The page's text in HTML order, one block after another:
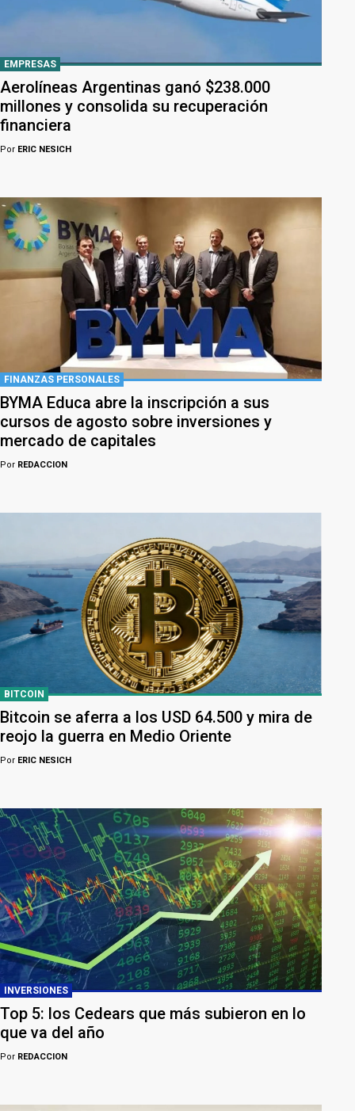
EMPRESAS
Aerolíneas Argentinas ganó $238.000
millones y consolida su recuperación
financiera
Por ERIC NESICH
FINANZAS PERSONALES
BYMA Educa abre la inscripción a sus
cursos de agosto sobre inversiones y
mercado de capitales
Por REDACCION
BITCOIN
Bitcoin se aferra a los USD 64.500 y mira de
reojo la guerra en Medio Oriente
Por ERIC NESICH
INVERSIONES
Top 5: los Cedears que más subieron en lo
que va del año
Por REDACCION